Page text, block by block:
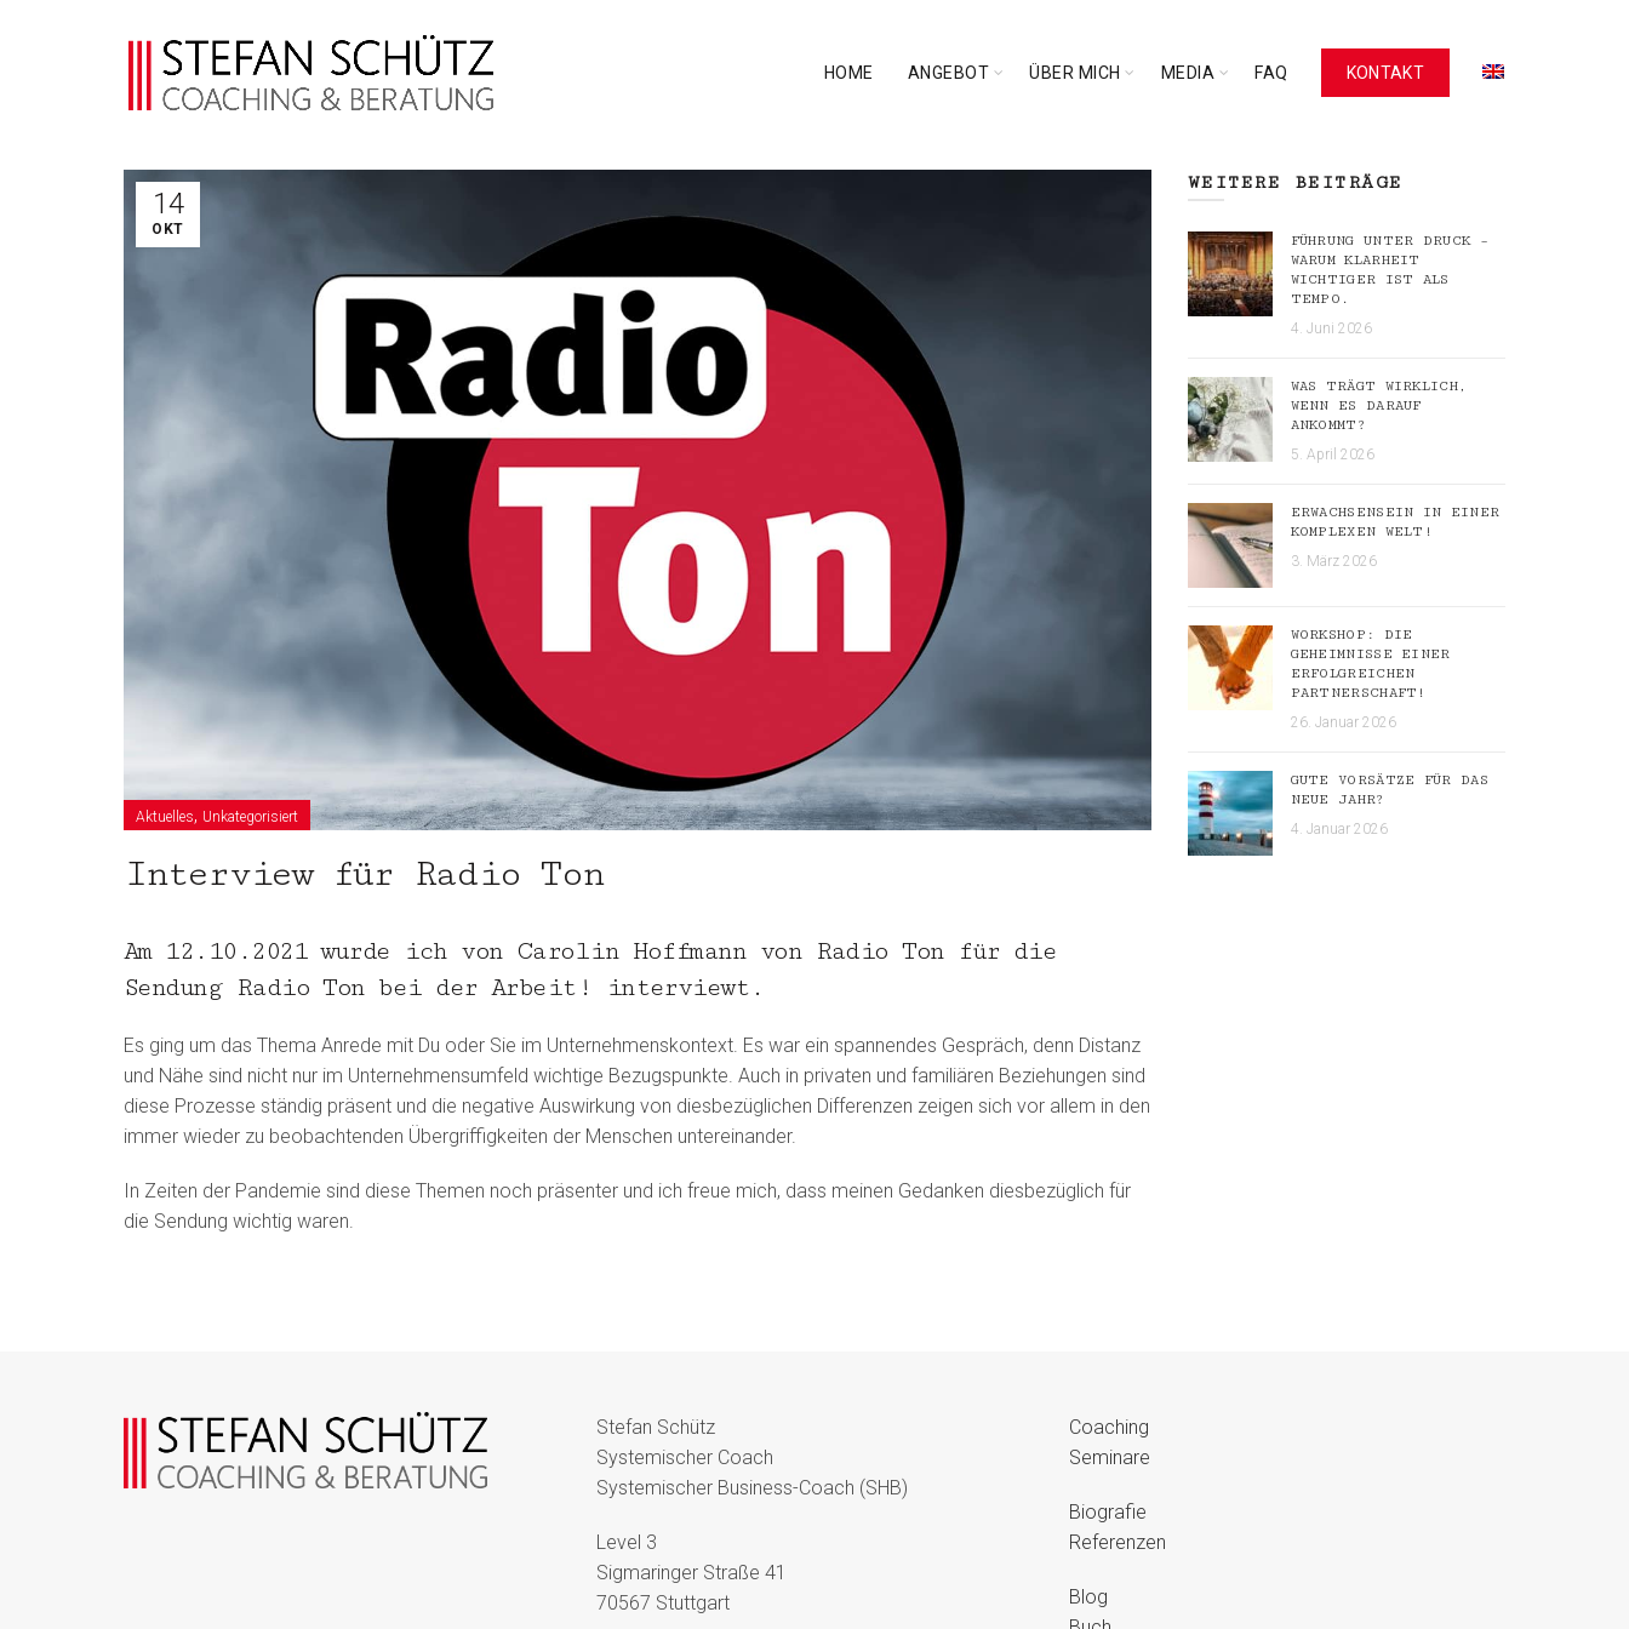
HOME ANGEBOT ÜBER MICH MEDIA FAQ KONTAKT
14
OKT
Aktuelles, Unkategorisiert
Interview für Radio Ton
Am 12.10.2021 wurde ich von Carolin Hoffmann von Radio Ton für die
Sendung Radio Ton bei der Arbeit! interviewt.
Es ging um das Thema Anrede mit Du oder Sie im Unternehmenskontext. Es war ein spannendes Gespräch, denn Distanz
und Nähe sind nicht nur im Unternehmensumfeld wichtige Bezugspunkte. Auch in privaten und familiären Beziehungen sind
diese Prozesse ständig präsent und die negative Auswirkung von diesbezüglichen Differenzen zeigen sich vor allem in den
immer wieder zu beobachtenden Übergriffigkeiten der Menschen untereinander.
In Zeiten der Pandemie sind diese Themen noch präsenter und ich freue mich, dass meinen Gedanken diesbezüglich für
die Sendung wichtig waren.
WEITERE BEITRÄGE
FÜHRUNG UNTER DRUCK –
WARUM KLARHEIT
WICHTIGER IST ALS
TEMPO.
4. Juni 2026
WAS TRÄGT WIRKLICH,
WENN ES DARAUF
ANKOMMT?
5. April 2026
ERWACHSENSEIN IN EINER
KOMPLEXEN WELT!
3. März 2026
WORKSHOP: DIE
GEHEIMNISSE EINER
ERFOLGREICHEN
PARTNERSCHAFT!
26. Januar 2026
GUTE VORSÄTZE FÜR DAS
NEUE JAHR?
4. Januar 2026
Stefan Schütz
Systemischer Coach
Systemischer Business-Coach (SHB)
Level 3
Sigmaringer Straße 41
70567 Stuttgart
Coaching
Seminare
Biografie
Referenzen
Blog